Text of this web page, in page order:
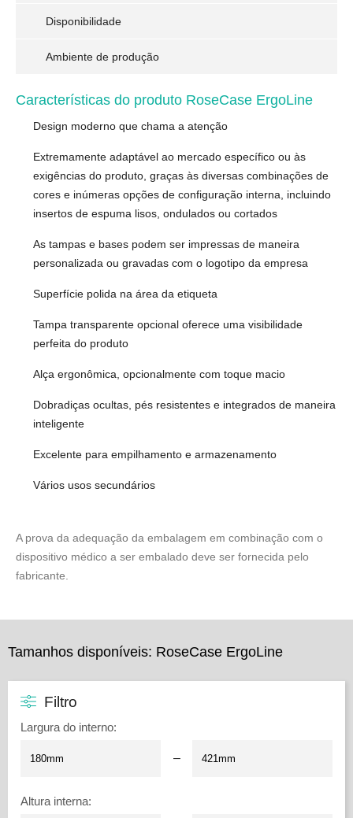
Disponibilidade
Ambiente de produção
Características do produto RoseCase ErgoLine
Design moderno que chama a atenção
Extremamente adaptável ao mercado específico ou às
exigências do produto, graças às diversas combinações de
cores e inúmeras opções de configuração interna, incluindo
insertos de espuma lisos, ondulados ou cortados
As tampas e bases podem ser impressas de maneira
personalizada ou gravadas com o logotipo da empresa
Superfície polida na área da etiqueta
Tampa transparente opcional oferece uma visibilidade
perfeita do produto
Alça ergonômica, opcionalmente com toque macio
Dobradiças ocultas, pés resistentes e integrados de maneira
inteligente
Excelente para empilhamento e armazenamento
Vários usos secundários
A prova da adequação da embalagem em combinação com o
dispositivo médico a ser embalado deve ser fornecida pelo
fabricante.
Tamanhos disponíveis: RoseCase ErgoLine
Filtro
Largura do interno:
–
Altura interna: